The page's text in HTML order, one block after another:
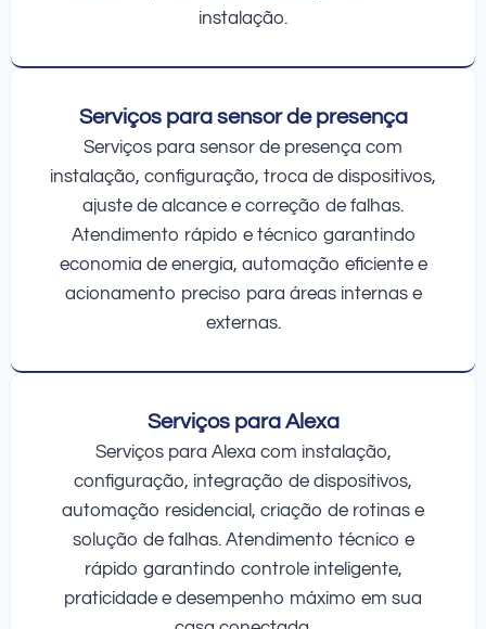
instalação.
Serviços para sensor de presença
Serviços para sensor de presença com
instalação, configuração, troca de dispositivos,
ajuste de alcance e correção de falhas.
Atendimento rápido e técnico garantindo
economia de energia, automação eficiente e
acionamento preciso para áreas internas e
externas.
Serviços para Alexa
Serviços para Alexa com instalação,
configuração, integração de dispositivos,
automação residencial, criação de rotinas e
solução de falhas. Atendimento técnico e
rápido garantindo controle inteligente,
praticidade e desempenho máximo em sua